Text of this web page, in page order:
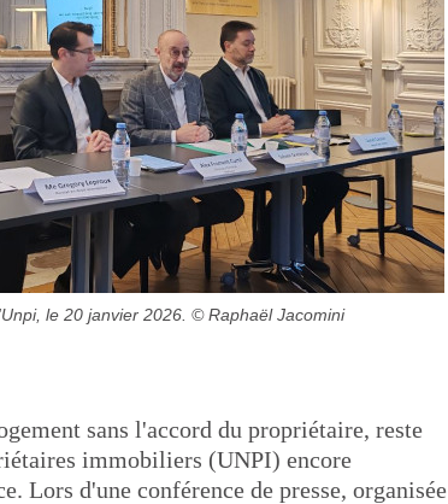
le 20 janvier 2026. © Raphaël Jacomini
sans l'accord du propriétaire, reste
immobiliers (UNPI) encore
Lors d'une conférence de presse, organisée